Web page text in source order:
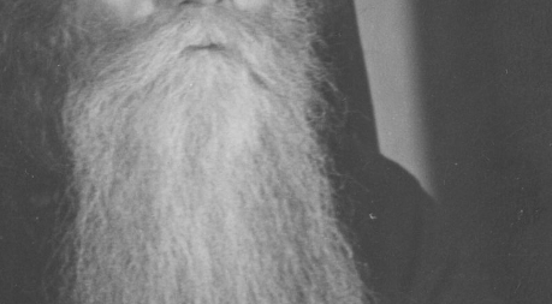
Галерея Храмы-мученики Архангельска
церкви
церкви Всех Святых
описание церкви Всех Святых в г. Архангельск
старейших храмов Архангельска, который находится на